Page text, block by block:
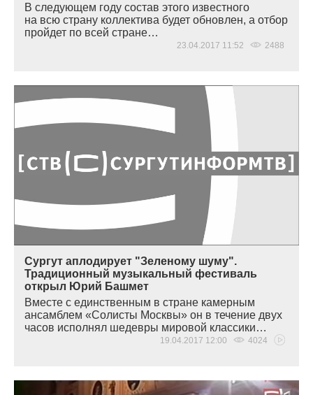
В следующем году состав этого известного
на всю страну коллектива будет обновлен, а отбор
пройдет по всей стране…
23.04.2017 11:52 2488
Сургут аплодирует "Зеленому шуму".
Традиционный музыкальный фестиваль
открыл Юрий Башмет
Вместе с единственным в стране камерным
ансамблем «Солисты Москвы» он в течение двух
часов исполнял шедевры мировой классики…
19.04.2017 12:00 4024